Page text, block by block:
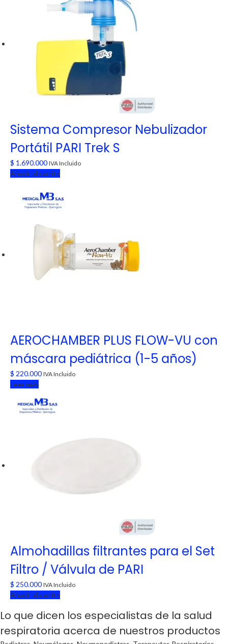
Sistema Compresor Nebulizador
Portátil PARI Trek S
$ 1.690.000 IVA Incluido
Añadir al carrito
AEROCHAMBER PLUS FLOW-VU con
máscara pediátrica (1-5 años)
$ 220.000 IVA Incluido
Leer más
Almohadillas filtrantes para el Set
Filtro / Válvula de PARI
$ 250.000 IVA Incluido
Añadir al carrito
Lo que dicen los especialistas de la salud
respiratoria acerca de nuestros productos